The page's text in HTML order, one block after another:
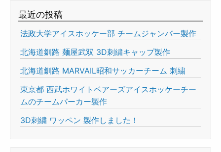
最近の投稿
法政大学アイスホッケー部 チームジャンバー製作
北海道釧路 麺屋武双 3D刺繍キャップ製作
北海道釧路 MARVAIL昭和サッカーチーム 刺繍
東京都 西武ホワイトベアーズアイスホッケーチー
ムのチームパーカー製作
3D刺繍 ワッペン 製作しました！